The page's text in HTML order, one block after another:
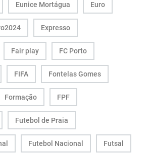
Eunice Mortágua Euro
Expresso
Fair play FC Porto
FIFA Fontelas Gomes
Formação FPF
Futebol de Praia
Futebol Nacional Futsal